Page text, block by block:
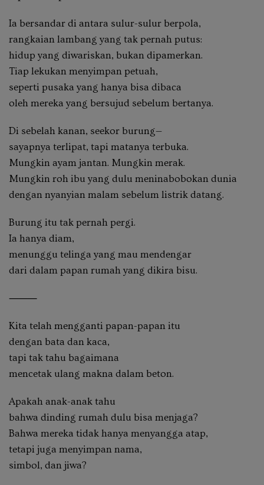
Ia bersandar di antara sulur-sulur berpola,
rangkaian lambang yang tak pernah putus:
hidup yang diwariskan, bukan dipamerkan.
Tiap lekukan menyimpan petuah,
seperti pusaka yang hanya bisa dibaca
oleh mereka yang bersujud sebelum bertanya.
Di sebelah kanan, seekor burung—
sayapnya terlipat, tapi matanya terbuka.
Mungkin ayam jantan. Mungkin merak.
Mungkin roh ibu yang dulu meninabobokan dunia
dengan nyanyian malam sebelum listrik datang.
Burung itu tak pernah pergi.
Ia hanya diam,
menunggu telinga yang mau mendengar
dari dalam papan rumah yang dikira bisu.
⸻
Kita telah mengganti papan-papan itu
dengan bata dan kaca,
tapi tak tahu bagaimana
mencetak ulang makna dalam beton.
Apakah anak-anak tahu
bahwa dinding rumah dulu bisa menjaga?
Bahwa mereka tidak hanya menyangga atap,
tetapi juga menyimpan nama,
simbol, dan jiwa?